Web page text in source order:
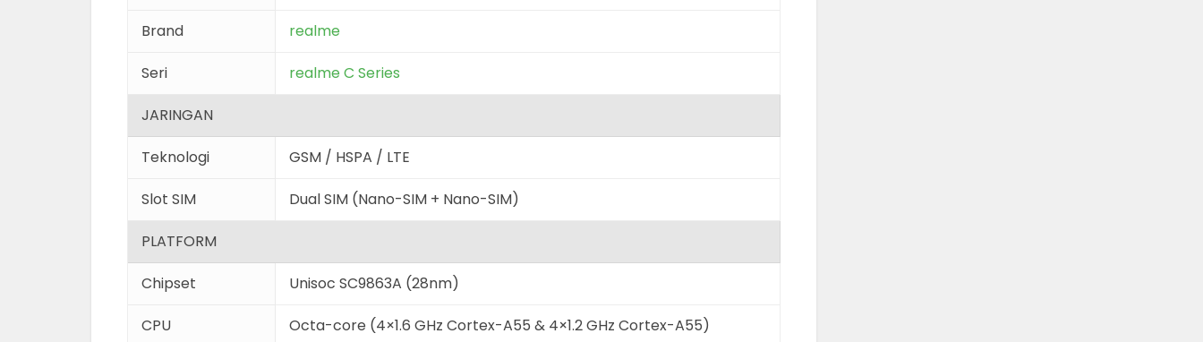
Brand realme
Seri realme C Series
JARINGAN
Teknologi GSM / HSPA / LTE
Slot SIM Dual SIM (Nano-SIM + Nano-SIM)
PLATFORM
Chipset Unisoc SC9863A (28nm)
CPU Octa-core (4×1.6 GHz Cortex-A55 & 4×1.2 GHz Cortex-A55)